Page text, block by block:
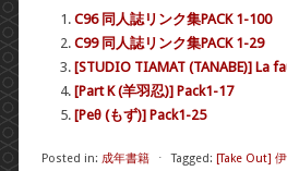
C96 同人誌リンク集PACK 1-100
C99 同人誌リンク集PACK 1-29
[STUDIO TIAMAT (TANABE)] La
[Part K (羊羽忍)] Pack1-17
[Peθ (もず)] Pack1-25
Posted in: 成年書籍 ⋅ Tagged: [Take Out]